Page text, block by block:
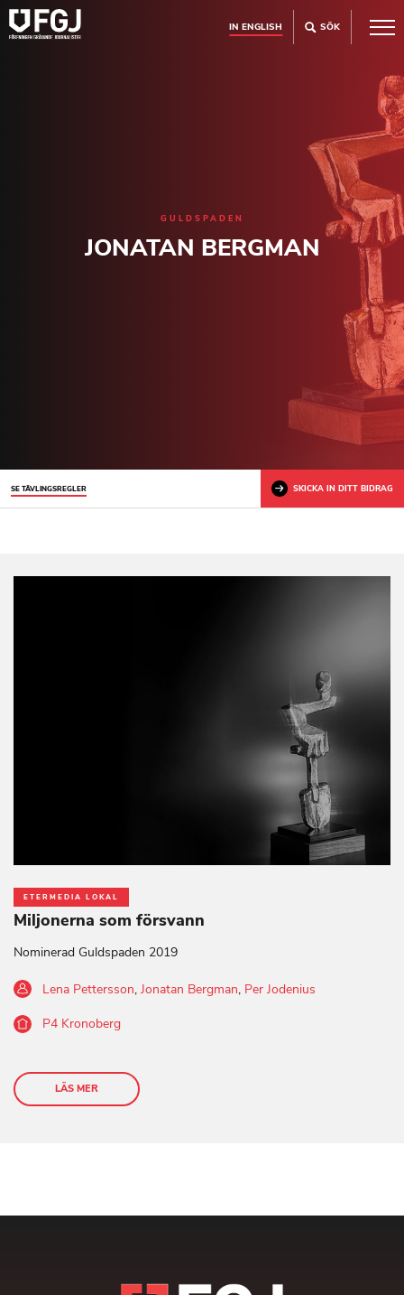
IN ENGLISH SÖK
GULDSPADEN
JONATAN BERGMAN
SE TÄVLINGSREGLER SKICKA IN DITT BIDRAG
ETERMEDIA LOKAL
Miljonerna som försvann
Nominerad Guldspaden 2019
Lena Pettersson,Jonatan Bergman, Per Jodenius
P4 Kronoberg
LÄS MER